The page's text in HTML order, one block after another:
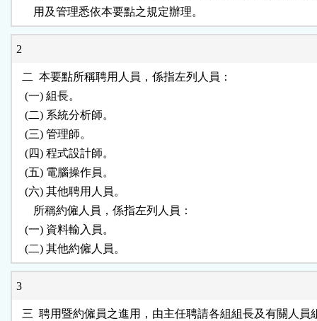
2
  二  本要點所稱聘用人員，係指左列人員：
   (一) 組長。
   (二) 系統分析師。
   (三) 管理師。
   (四) 程式設計師。
   (五) 電腦操作員。
   (六) 其他聘用人員。
      所稱約僱人員，係指左列人員：
   (一) 資料輸入員。
3
三  聘用暨約僱員之進用，由主任聘請各組組長及有關人員